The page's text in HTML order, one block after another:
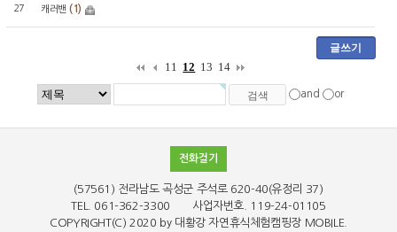
27 캐러밴 (1)
글쓰기
11 12 13 14
and or
전화걸기
(57561) 전라남도 곡성군 주석로 620-40(유정리 37)
TEL. 061-362-3300 사업자번호. 119-24-01105
COPYRIGHT(C) 2020 by 대황강 자연휴식체험캠핑장MOBILE.